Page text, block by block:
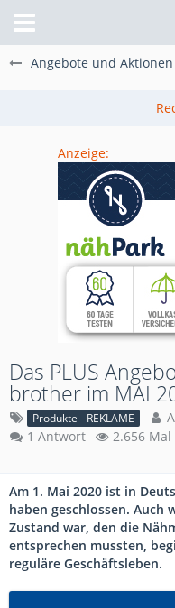
Angebote und Aktionen
Anzeige:
Das PLUS
brother im MAI
Produkte - REKLAME
1 Antwort
2.656
Am 1. Mai 2020 ist in
haben geschlossen. Auch
Zustand war, den die
entsprechen mussten,
reguläre Geschäftsleben.